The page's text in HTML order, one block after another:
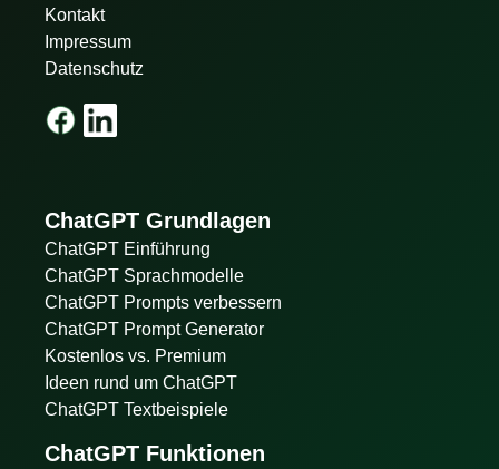
Kontakt
Impressum
Datenschutz
ChatGPT Grundlagen
ChatGPT Einführung
ChatGPT Sprachmodelle
ChatGPT Prompts verbessern
ChatGPT Prompt Generator
Kostenlos vs. Premium
Ideen rund um ChatGPT
ChatGPT Textbeispiele
ChatGPT Funktionen